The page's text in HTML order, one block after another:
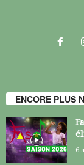
ENCORE PLUS
6